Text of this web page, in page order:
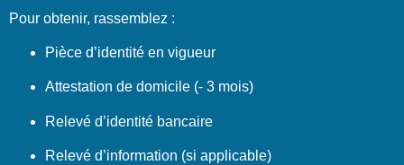
Pour obtenir, rassemblez :
Pièce d’identité en vigueur
Attestation de domicile (- 3 mois)
Relevé d’identité bancaire
Relevé d’information (si applicable)